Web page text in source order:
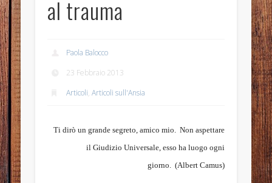
al trauma
Paola Balocco
23 Febbraio 2013
Articoli,Articoli sull'Ansia
Ti dirò un grande segreto, amico mio. Non aspettare
il Giudizio Universale, esso ha luogo ogni
giorno. (Albert Camus)